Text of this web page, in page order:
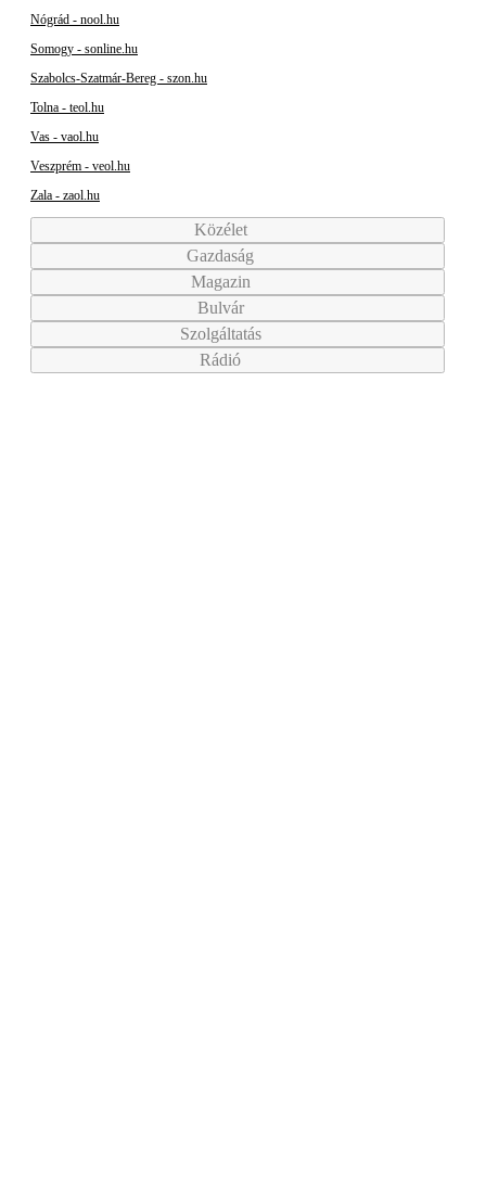
Nógrád - nool.hu
Somogy - sonline.hu
Szabolcs-Szatmár-Bereg - szon.hu
Tolna - teol.hu
Vas - vaol.hu
Veszprém - veol.hu
Zala - zaol.hu
Közélet
Gazdaság
Magazin
Bulvár
Szolgáltatás
Rádió